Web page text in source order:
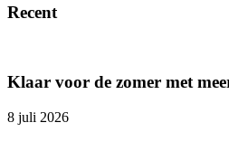
Recent
Klaar voor de zomer met
8 juli 2026